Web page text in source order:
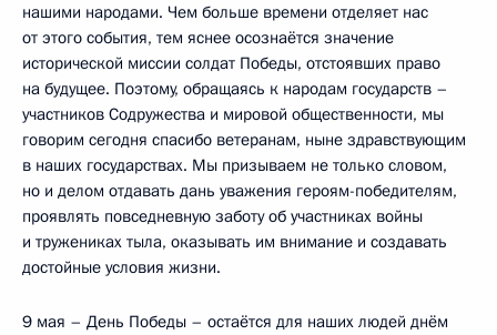
нашими народами. Чем больше времени отделяет нас
от этого события, тем яснее осознаётся значение
исторической миссии солдат Победы, отстоявших право
на будущее. Поэтому, обращаясь к народам государств –
участников Содружества и мировой общественности, мы
говорим сегодня спасибо ветеранам, ныне здравствующим
в наших государствах. Мы призываем не только словом,
но и делом отдавать дань уважения героям-победителям,
проявлять повседневную заботу об участниках войны
и тружениках тыла, оказывать им внимание и создавать
достойные условия жизни.
9 мая – День Победы – остаётся для наших людей днём